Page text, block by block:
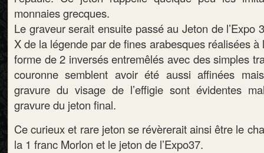
monnaies grecques.
Le graveur serait ensuite passé au Jeton de l’Expo
X de la légende par de fines arabesques réalisées à
forme de 2 inversés entremêlés avec des simples
couronne semblent avoir été aussi affinées
gravure du visage de l’effigie sont évidentes
gravure du jeton final.
Ce curieux et rare jeton se révèrerait ainsi être le
la 1 franc Morlon et le jeton de l’Expo37.